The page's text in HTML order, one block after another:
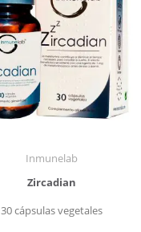
Inmunelab
Zircadian
30 cápsulas vegetales